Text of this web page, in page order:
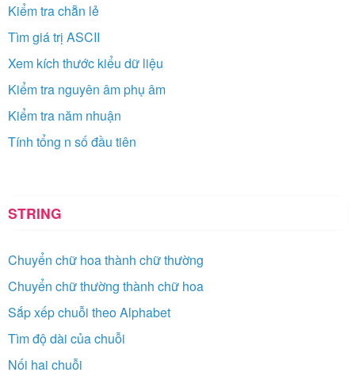
Kiểm tra chẵn lẻ
Tìm giá trị ASCII
Xem kích thước kiểu dữ liệu
Kiểm tra nguyên âm phụ âm
Kiểm tra năm nhuận
Tính tổng n số đầu tiên
STRING
Chuyển chữ hoa thành chữ thường
Chuyển chữ thường thành chữ hoa
Sắp xếp chuỗi theo Alphabet
Tìm độ dài của chuỗi
Nối hai chuỗi